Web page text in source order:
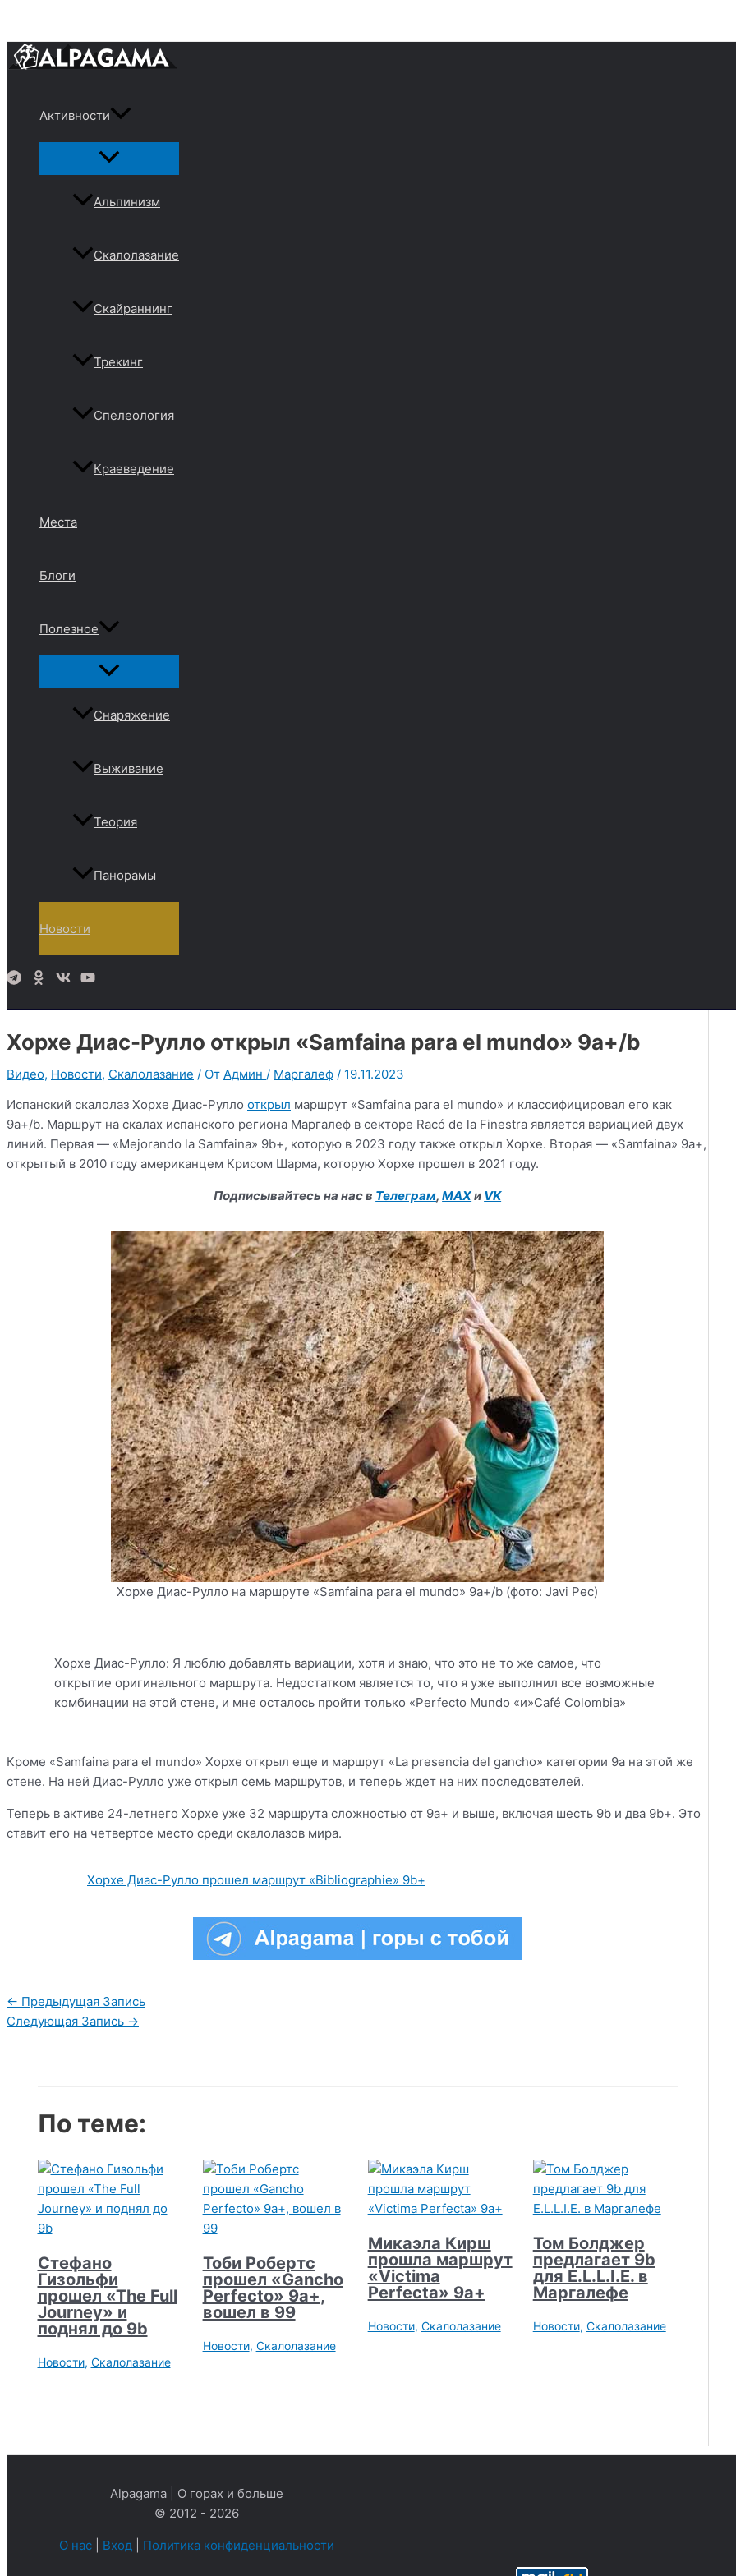
содержимому
Активности
Переключатель
меню
Альпинизм
Скалолазание
Скайраннинг
Трекинг
Спелеология
Краеведение
Места
Блоги
Полезное
Переключатель
меню
Снаряжение
Выживание
Теория
Панорамы
Новости
Хорхе Диас-Рулло открыл «Samfaina para el mundo» 9a+/b
Видео, Новости, Скалолазание / От Админ / Маргалеф / 19.11.2023
Испанский скалолаз Хорхе Диас-Рулло открыл маршрут «Samfaina para el mundo» и классифицировал его как
9a+/b. Маршрут на скалах испанского региона Маргалеф в секторе Racó de la Finestra является вариацией двух
линий. Первая — «Mejorando la Samfaina» 9b+, которую в 2023 году также открыл Хорхе. Вторая — «Samfaina» 9а+,
открытый в 2010 году американцем Крисом Шарма, которую Хорхе прошел в 2021 году.
Подписывайтесь на нас в Телеграм,MAXи VK
Хорхе Диас-Рулло на маршруте «Samfaina para el mundo» 9a+/b (фото: Javi Pec)
Хорхе Диас-Рулло: Я люблю добавлять вариации, хотя и знаю, что это не то же самое, что
открытие оригинального маршрута. Недостатком является то, что я уже выполнил все возможные
комбинации на этой стене, и мне осталось пройти только «Perfecto Mundo «и»Café Colombia»
Кроме «Samfaina para el mundo» Хорхе открыл еще и маршрут «La presencia del gancho» категории 9а на этой же
стене. На ней Диас-Рулло уже открыл семь маршрутов, и теперь ждет на них последователей.
Теперь в активе 24-летнего Хорхе уже 32 маршрута сложностью от 9а+ и выше, включая шесть 9b и два 9b+. Это
ставит его на четвертое место среди скалолазов мира.
Хорхе Диас-Рулло прошел маршрут «Bibliographie» 9b+
Навигация
по
← Предыдущая Запись
Следующая Запись →
По теме:
Стефано
Гизольфи
прошел «Тhe Full
Journey» и
поднял до 9b
Новости, Скалолазание
Тоби Робертс
прошел «Gancho
Perfecto» 9а+,
вошел в 99
Новости, Скалолазание
Микаэла Кирш
прошла маршрут
«Victima
Perfecta» 9а+
Новости, Скалолазание
Том Болджер
предлагает 9b
для E.L.L.I.E. в
Маргалефе
Новости, Скалолазание
Alpagama | О горах и больше
© 2012 - 2026
О нас Вход Политика конфиденциальности